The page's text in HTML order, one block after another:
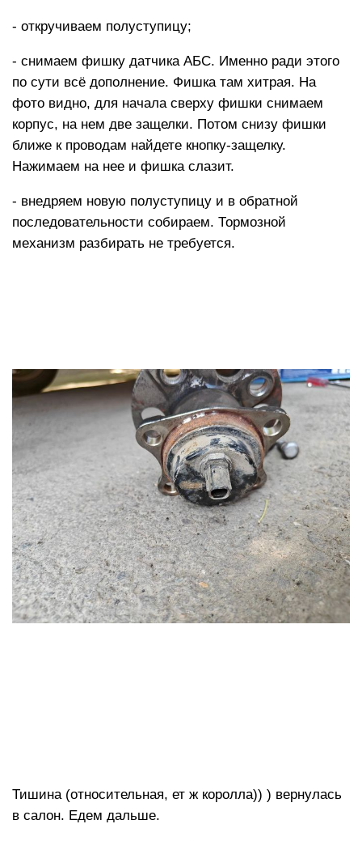
- откручиваем полуступицу;
- снимаем фишку датчика АБС. Именно ради этого
по сути всё дополнение. Фишка там хитрая. На
фото видно, для начала сверху фишки снимаем
корпус, на нем две защелки. Потом снизу фишки
ближе к проводам найдете кнопку-защелку.
Нажимаем на нее и фишка слазит.
- внедряем новую полуступицу и в обратной
последовательности собираем. Тормозной
механизм разбирать не требуется.
Тишина (относительная, ет ж королла)) ) вернулась
в салон. Едем дальше.